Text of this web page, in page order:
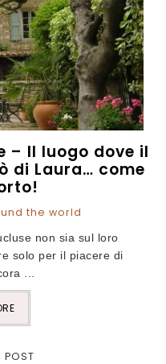
– Il luogo dove il
di Laura… come
the world
non sia sul loro
solo per il piacere di
...
POST